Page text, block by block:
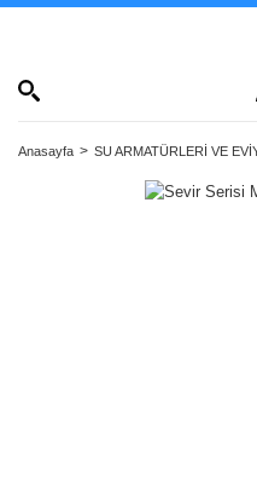
Anasayfa SU ARMATÜRLERİ VE